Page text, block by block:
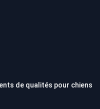
de qualités pour chiens